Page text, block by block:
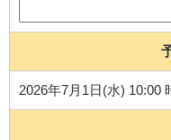
2026年7月1日(水) 10:00